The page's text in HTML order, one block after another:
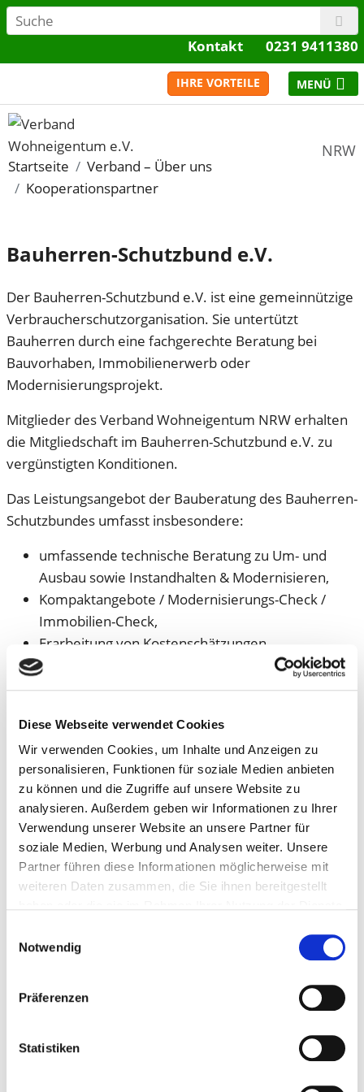
Diese Webseite verwendet Cookies
Wir verwenden Cookies, um Inhalte und Anzeigen zu
personalisieren, Funktionen für soziale Medien anbieten
zu können und die Zugriffe auf unsere Website zu
analysieren. Außerdem geben wir Informationen zu Ihrer
Verwendung unserer Website an unsere Partner für
soziale Medien, Werbung und Analysen weiter. Unsere
Partner führen diese Informationen möglicherweise mit
weiteren Daten zusammen, die Sie ihnen bereitgestellt
Notwendig
Präferenzen
Statistiken
Kontakt 0231 9411380
IHRE VORTEILE
NRW
Startseite
Verband – Über uns
Kooperationspartner
Bauherren-Schutzbund e.V.
Der Bauherren-Schutzbund e.V. ist eine gemeinnützige
Verbraucherschutzorganisation. Sie untertützt
Bauherren durch eine fachgerechte Beratung bei
Bauvorhaben, Immobilienerwerb oder
Modernisierungsprojekt.
Mitglieder des Verband Wohneigentum NRW erhalten
die Mitgliedschaft im Bauherren-Schutzbund e.V. zu
vergünstigten Konditionen.
Das Leistungsangebot der Bauberatung des Bauherren-
Schutzbundes umfasst insbesondere:
umfassende technische Beratung zu Um- und
Ausbau sowie Instandhalten & Modernisieren,
Kompaktangebote / Modernisierungs-Check /
Immobilien-Check,
Erarbeitung von Kostenschätzungen,
Objektbesichtigung zur Einschätzung der
Bausubstanz,
Bauherrenberater,
Beratung zur Beauftragung einer Fachplanung und
zu Angeboten,
Prüfen von Angeboten, Planungsunterlagen und
Leistungsverzeichnissen,
Unterstützung bei Vertragsverhandlungen,
Firmen-Check mit Wirtschaftsauskünften über
Firmen,
Unterstützung beim Auftreten von Baumängeln
Baumaßnahmen bzw. in der Gewährleistungsfrist,
Fachtechnische Unterstützung bei Rechtsstreiten.
Die Bauberatung wird im Rahmen einer Mitgliedschaft